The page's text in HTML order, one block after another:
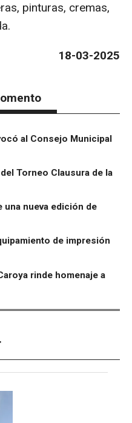
pinturas, cremas,
18-03-2025
al Consejo Municipal
Torneo Clausura de la
una nueva edición de
de impresión
rinde homenaje a